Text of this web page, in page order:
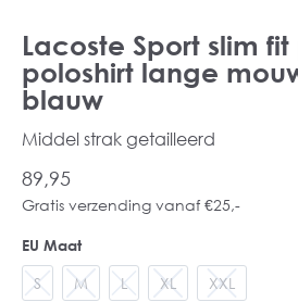
Lacoste Sport slim
poloshirt lange
blauw
Middel strak getailleerd
89,95
Gratis verzending vanaf €25,-
EU Maat
S M L XL XXL